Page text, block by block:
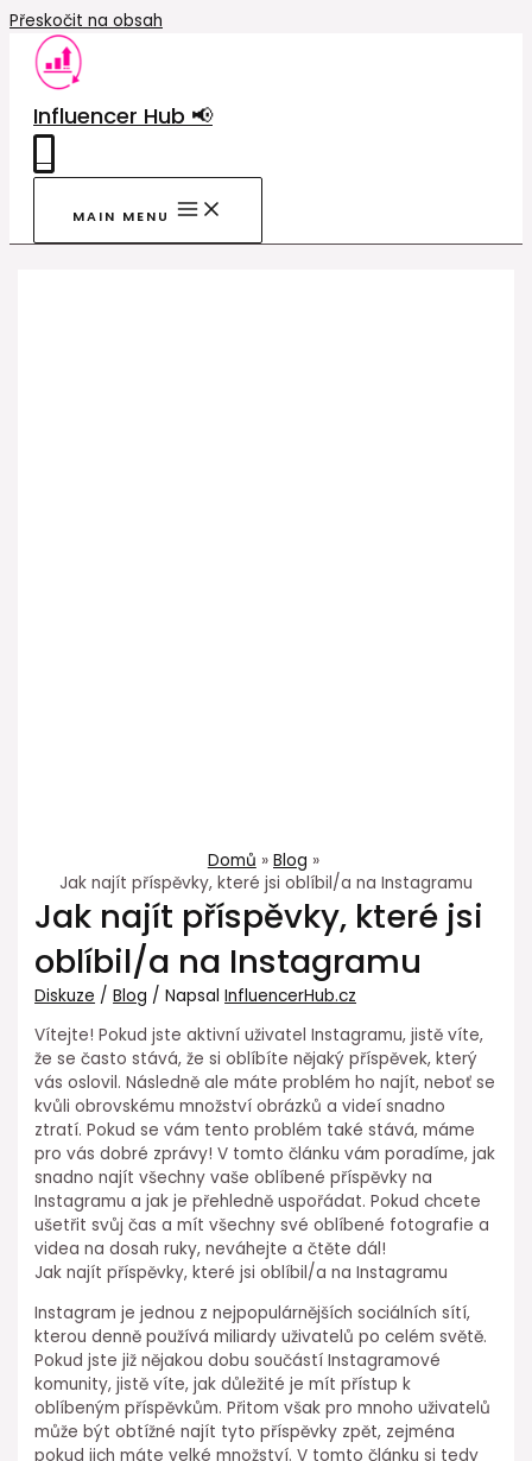
Přeskočit na obsah
Influencer Hub 📢
MAIN MENU
Domů
Blog
Jak najít příspěvky, které jsi oblíbil/a na Instagramu
Jak najít příspěvky, které jsi
oblíbil/a na Instagramu
Diskuze /Blog / NapsalInfluencerHub.cz
Vítejte! Pokud jste aktivní uživatel Instagramu, jistě víte,
že se často stává, že si oblíbíte nějaký příspěvek, který
vás oslovil. Následně ale máte problém ho najít, neboť se
kvůli obrovskému množství obrázků a videí snadno
ztratí. Pokud se vám tento problém také stává, máme
pro vás dobré zprávy! V tomto článku vám poradíme, jak
snadno najít všechny vaše oblíbené příspěvky na
Instagramu a jak je přehledně uspořádat. Pokud chcete
ušetřit svůj čas a mít všechny své oblíbené fotografie a
videa na dosah ruky, neváhejte a čtěte dál!
Jak najít příspěvky, které jsi oblíbil/a na Instagramu
Instagram je jednou z nejpopulárnějších sociálních sítí,
kterou denně používá miliardy uživatelů po celém světě.
Pokud jste již nějakou dobu součástí Instagramové
komunity, jistě víte, jak důležité je mít přístup k
oblíbeným příspěvkům. Přitom však pro mnoho uživatelů
může být obtížné najít tyto příspěvky zpět, zejména
pokud jich máte velké množství. V tomto článku si tedy